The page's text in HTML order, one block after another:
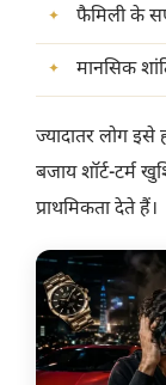
फैमिली के
मानसिक
ज्यादातर लोग इसे
बजाय शॉर्ट-टर्म
प्राथमिकता देते हैं।